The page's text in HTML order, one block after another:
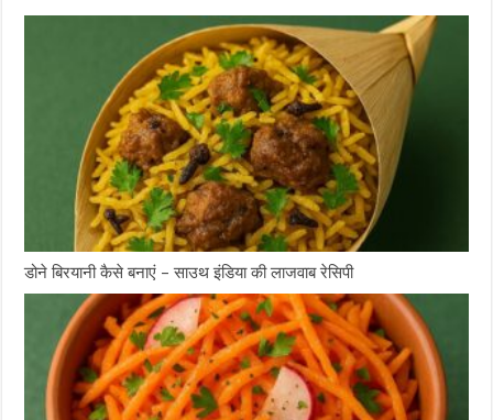
डोने बिरयानी कैसे बनाएं – साउथ इंडिया की लाजवाब रेसिपी